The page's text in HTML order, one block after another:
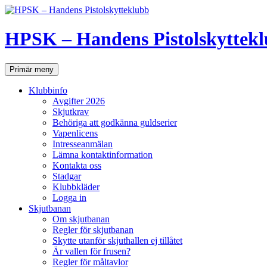
Hoppa
innehåll
HPSK – Handens
SökPrimär meny
Klubbinfo
Avgifter 2026
Skjutkrav
Behöriga att godkänna guldserier
Vapenlicens
Intresseanmälan
Lämna kontaktinformation
Kontakta oss
Stadgar
Klubbkläder
Logga in
Skjutbanan
Om skjutbanan
Regler för skjutbanan
Skytte utanför skjuthallen ej tillåtet
Är vallen för frusen?
Regler för måltavlor